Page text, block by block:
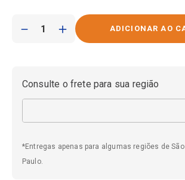
＋
－
Consulte o frete para sua região
*Entregas apenas para algumas regiões de São
Paulo.